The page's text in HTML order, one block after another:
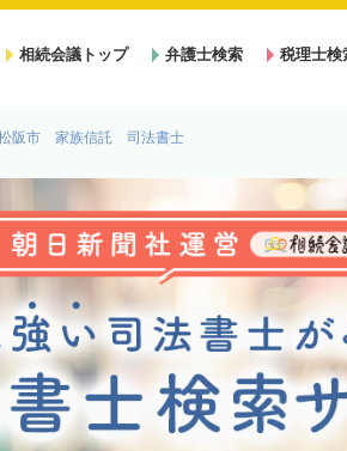
相続会議トップ 弁護士検索 税理士検
阪市 家族信託 司法書士